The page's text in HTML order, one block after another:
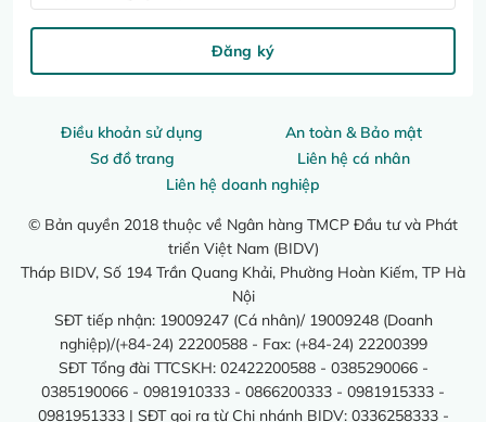
Điều khoản sử dụng
An toàn & Bảo mật
Sơ đồ trang
Liên hệ cá nhân
Liên hệ doanh nghiệp
© Bản quyền 2018 thuộc về Ngân hàng TMCP Đầu tư và Phát
triển Việt Nam (BIDV)
Tháp BIDV, Số 194 Trần Quang Khải, Phường Hoàn Kiếm, TP Hà
Nội
SĐT tiếp nhận: 19009247 (Cá nhân)/ 19009248 (Doanh
nghiệp)/(+84-24) 22200588 - Fax: (+84-24) 22200399
SĐT Tổng đài TTCSKH: 02422200588 - 0385290066 -
0385190066 - 0981910333 - 0866200333 - 0981915333 -
0981951333 | SĐT gọi ra từ Chi nhánh BIDV: 0336258333 -
Đăng ký